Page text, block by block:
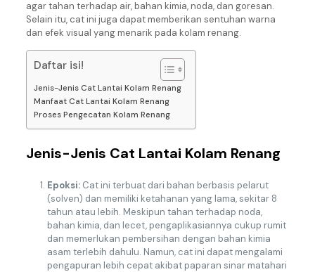
agar tahan terhadap air, bahan kimia, noda, dan goresan.
Selain itu, cat ini juga dapat memberikan sentuhan warna
dan efek visual yang menarik pada kolam renang.
Daftar isi!
Jenis-Jenis Cat Lantai Kolam Renang
Manfaat Cat Lantai Kolam Renang
Proses Pengecatan Kolam Renang
Jenis-Jenis Cat Lantai Kolam Renang
Epoksi:Cat ini terbuat dari bahan berbasis pelarut
(solven) dan memiliki ketahanan yang lama, sekitar 8
tahun atau lebih. Meskipun tahan terhadap noda,
bahan kimia, dan lecet, pengaplikasiannya cukup rumit
dan memerlukan pembersihan dengan bahan kimia
asam terlebih dahulu. Namun, cat ini dapat mengalami
pengapuran lebih cepat akibat paparan sinar matahari